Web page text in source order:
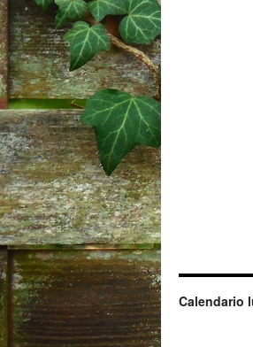
Calendario